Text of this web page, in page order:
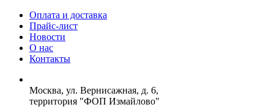
Оплата и доставка
Прайс-лист
Новости
О нас
Контакты
Москва, ул. Вернисажная, д. 6,
территория "ФОП Измайлово"